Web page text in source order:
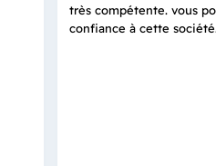
très compétente. vous
confiance à cette